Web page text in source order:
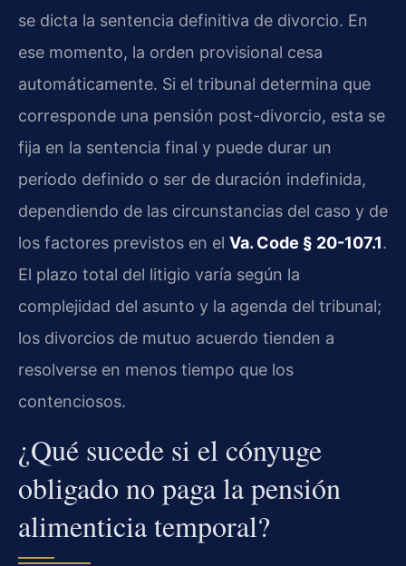
se dicta la sentencia definitiva de divorcio. En
ese momento, la orden provisional cesa
automáticamente. Si el tribunal determina que
corresponde una pensión post-divorcio, esta se
fija en la sentencia final y puede durar un
período definido o ser de duración indefinida,
dependiendo de las circunstancias del caso y de
los factores previstos en el Va. Code § 20-107.1.
El plazo total del litigio varía según la
complejidad del asunto y la agenda del tribunal;
los divorcios de mutuo acuerdo tienden a
resolverse en menos tiempo que los
contenciosos.
¿Qué sucede si el cónyuge
obligado no paga la pensión
alimenticia temporal?